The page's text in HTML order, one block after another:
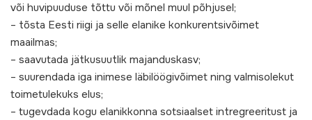
või huvipuuduse tõttu või mõnel muul põhjusel;
– tõsta Eesti riigi ja selle elanike konkurentsivõimet
maailmas;
– saavutada jätkusuutlik majanduskasv;
– suurendada iga inimese läbilöögivõimet ning valmisolekut
toimetulekuks elus;
– tugevdada kogu elanikkonna sotsiaalset intregreeritust ja